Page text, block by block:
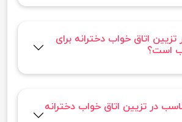
اتاق خواب دخترانه برای
است؟
در تزیین اتاق خواب دخترانه